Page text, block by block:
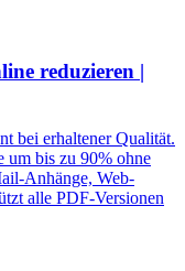
reduzieren |
bei erhaltener Qualität.
um bis zu 90% ohne
Anhänge, Web-
alle PDF-Versionen